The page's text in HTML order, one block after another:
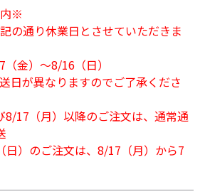
※
の通り休業日とさせていただきま
金）～8/16（日）
日が異なりますのでご了承くださ
8/17（月）以降のご注文は、通常通
日）のご注文は、8/17（月）から7